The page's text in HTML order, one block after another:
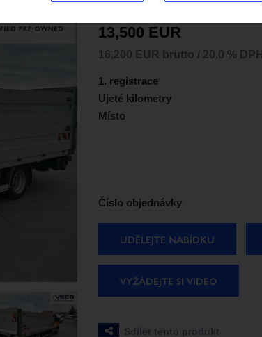
13,500 EUR
16,200 EUR brutto / 20.0 % DPH
1. registrace
Ujeté kilometry
Místo
Číslo objednávky
UDĚLEJTE NABÍDKU
VYŽÁDEJTE SI VIDEO
Sdílet tento produkt